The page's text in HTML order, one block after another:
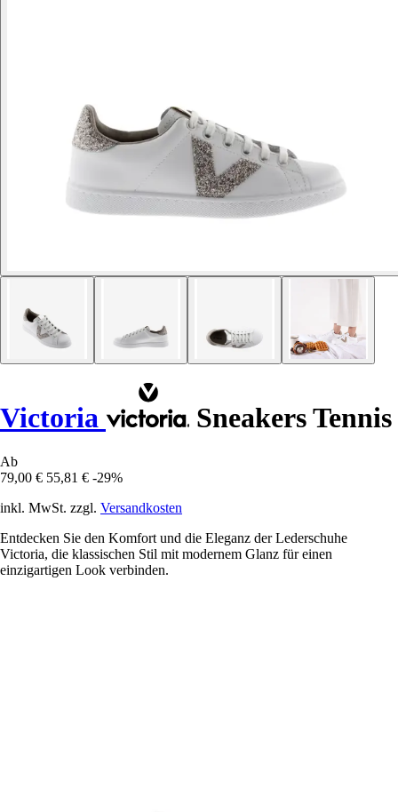
Victoria Sneakers Tennis
Ab
79,00 € 55,81 € -29%
inkl. MwSt. zzgl. Versandkosten
Entdecken Sie den Komfort und die Eleganz der Lederschuhe
Victoria, die klassischen Stil mit modernem Glanz für einen
einzigartigen Look verbinden.